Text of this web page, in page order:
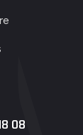
08